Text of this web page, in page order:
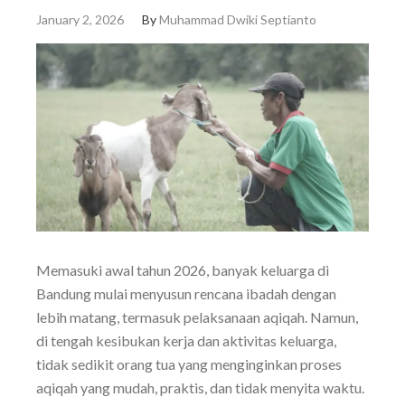
January 2, 2026 ByMuhammad Dwiki Septianto
Memasuki awal tahun 2026, banyak keluarga di
Bandung mulai menyusun rencana ibadah dengan
lebih matang, termasuk pelaksanaan aqiqah. Namun,
di tengah kesibukan kerja dan aktivitas keluarga,
tidak sedikit orang tua yang menginginkan proses
aqiqah yang mudah, praktis, dan tidak menyita waktu.